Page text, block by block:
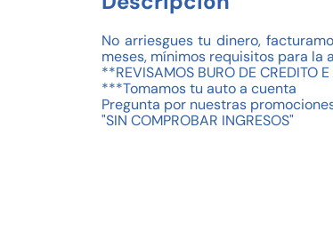
No arriesgues tu dinero,
meses, mínimos requisitos para la
**REVISAMOS BURO DE CREDITO
***Tomamos tu auto a cuenta
Pregunta por nuestras
"SIN COMPROBAR INGRESOS"